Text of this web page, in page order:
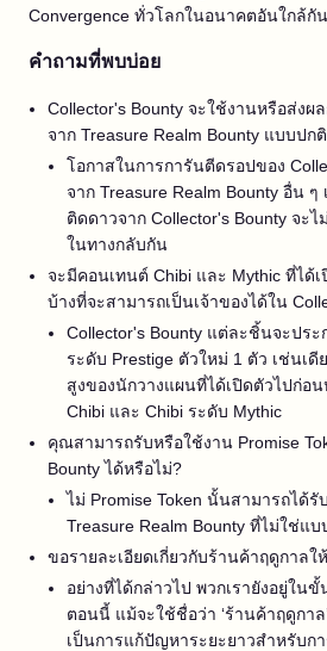
Convergence ทั่วโลกในอนาคตอันใกล้กั
คำถามที่พบบ่อย
Collector's Bounty จะใช้งานหรือส่ง
จาก Treasure Realm Bounty แบบปก
โอกาสในการการันตีดรอปของ
จาก Treasure Realm Bounty อื่น
ติดดาวจาก Collector's Bounty จะ
ในทางกลับกัน
จะมีคอนเทนต์ Chibi และ Mythic ที่ได้
บ้างที่จะสามารถเป็นเจ้าของได้ใน
Collector's Bounty แต่ละชิ้นจะปร
ระดับ Prestige ตัวใหม่ 1 ตัว เช่นเ
สูงของนักวางแผนที่ได้เปิดตัวไปก่อน
Chibi และ Chibi ระดับ Mythic
คุณสามารถรับหรือใช้งาน Promise
Bounty ได้หรือไม่?
ไม่ Promise Token นั้นสามารถได้
Treasure Realm Bounty ที่ไม่ใช่แ
ขอรายละเอียดเกี่ยวกับร้านค้าฤดูกาลใ
อย่างที่ได้กล่าวไป พวกเรายังอยู่ในขั้
ตอนนี้ แม้จะใช้ชื่อว่า ‘ร้านค้าฤดูกา
เป็นการแก้ปัญหาระยะยาวสำหรับก